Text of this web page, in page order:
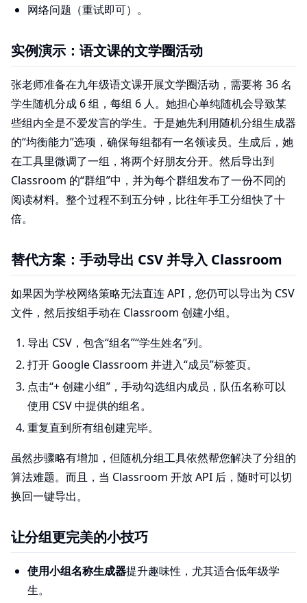
网络问题（重试即可）。
实例演示：语文课的文学圈活动
张老师准备在九年级语文课开展文学圈活动，需要将 36 名
学生随机分成 6 组，每组 6 人。她担心单纯随机会导致某
些组内全是不爱发言的学生。于是她先利用随机分组生成器
的“均衡能力”选项，确保每组都有一名领读员。生成后，她
在工具里微调了一组，将两个好朋友分开。然后导出到
Classroom 的“群组”中，并为每个群组发布了一份不同的
阅读材料。整个过程不到五分钟，比往年手工分组快了十
倍。
替代方案：手动导出 CSV 并导入 Classroom
如果因为学校网络策略无法直连 API，您仍可以导出为 CSV
文件，然后按组手动在 Classroom 创建小组。
导出 CSV，包含“组名”“学生姓名”列。
打开 Google Classroom 并进入“成员”标签页。
点击“+ 创建小组”，手动勾选组内成员，队伍名称可以
使用 CSV 中提供的组名。
重复直到所有组创建完毕。
虽然步骤略有增加，但随机分组工具依然帮您解决了分组的
算法难题。而且，当 Classroom 开放 API 后，随时可以切
换回一键导出。
让分组更完美的小技巧
使用小组名称生成器提升趣味性，尤其适合低年级学
生。